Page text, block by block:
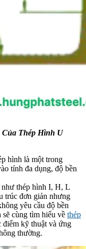
Thép Hình U
hình là một trong
tính đa dụng, độ bền
như thép hình I, H, L
trúc đơn giản nhưng
yêu cầu độ bền
sẽ cùng tìm hiểu về thép
điểm kỹ thuật và ứng
thường.